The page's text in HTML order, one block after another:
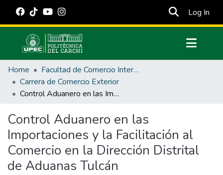
Log In
Communities & Collections
All of DSpace
Statistics
Estadísticas Externas
Manuales
Home
Facultad de Comercio Internacional, Integración, Administración y Economía Empresarial
Carrera de Comercio Exterior
Control Aduanero en las Importaciones y la Facilitación al Comercio en la Dirección Distrital de Aduanas Tulcán
Control Aduanero en las
Importaciones y la Facilitación al
Comercio en la Dirección Distrital
de Aduanas Tulcán